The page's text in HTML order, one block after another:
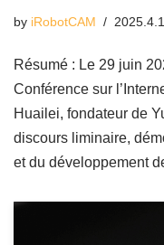
by iRobotCAM
Résumé : Le 29 juin
Conférence sur
Huailei, fondateur de
discours liminaire,
et du développement